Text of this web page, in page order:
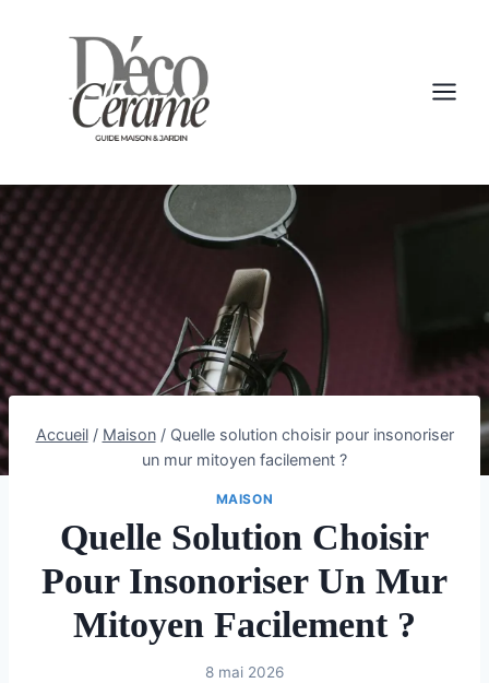
Accueil / Maison / Quelle solution choisir pour insonoriser
un mur mitoyen facilement ?
MAISON
Quelle Solution Choisir
Pour Insonoriser Un Mur
Mitoyen Facilement ?
8 mai 2026